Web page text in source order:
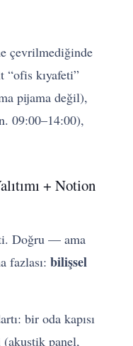
çevrilmediğinde
“ofis kıyafeti”
pijama değil),
09:00–14:00),
+ Notion
Doğru — ama
fazlası:bilişsel
bir oda kapısı
(akustik panel,